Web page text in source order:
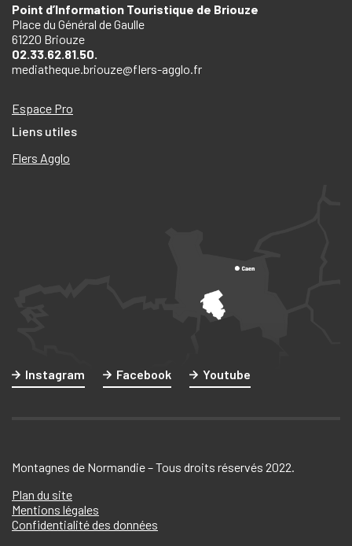
Point d’Information Touristique de Briouze
Place du Général de Gaulle
61220 Briouze
02.33.62.81.50.
mediatheque.briouze@flers-agglo.fr
Espace Pro
Liens utiles
Flers Agglo
Instagram Facebook Youtube
Montagnes de Normandie – Tous droits réservés 2022.
Plan du site
Mentions légales
Confidentialité des données